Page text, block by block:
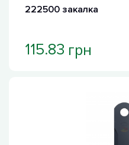
222500 закалка
115.83 грн